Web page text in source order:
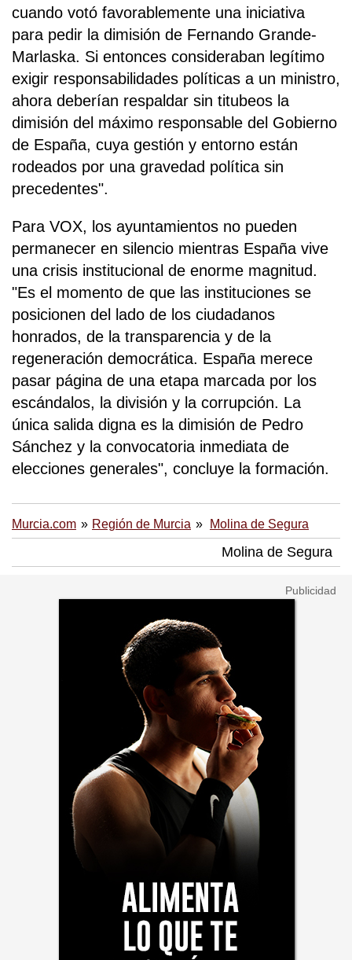
cuando votó favorablemente una iniciativa
para pedir la dimisión de Fernando Grande-
Marlaska. Si entonces consideraban legítimo
exigir responsabilidades políticas a un ministro,
ahora deberían respaldar sin titubeos la
dimisión del máximo responsable del Gobierno
de España, cuya gestión y entorno están
rodeados por una gravedad política sin
precedentes".
Para VOX, los ayuntamientos no pueden
permanecer en silencio mientras España vive
una crisis institucional de enorme magnitud.
"Es el momento de que las instituciones se
posicionen del lado de los ciudadanos
honrados, de la transparencia y de la
regeneración democrática. España merece
pasar página de una etapa marcada por los
escándalos, la división y la corrupción. La
única salida digna es la dimisión de Pedro
Sánchez y la convocatoria inmediata de
elecciones generales", concluye la formación.
Murcia.com Región de Murcia Molina de Segura
Molina de Segura